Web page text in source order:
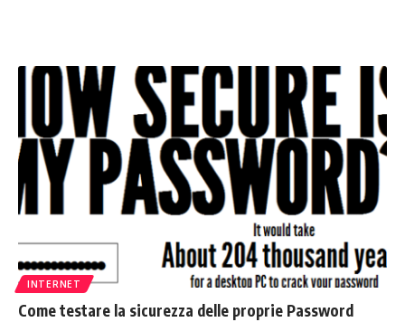
INTERNET
Come testare la sicurezza delle proprie Password